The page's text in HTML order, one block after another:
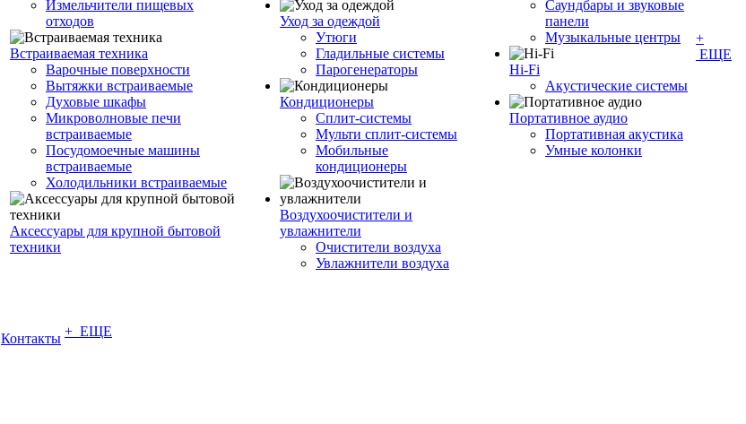
Измельчители пищевых
отходов
Встраиваемая техника
Варочные поверхности
Вытяжки встраиваемые
Духовые шкафы
Микроволновые печи
встраиваемые
Посудомоечные машины
встраиваемые
Холодильники встраиваемые
Аксессуары для крупной бытовой
техники
Уход за одеждой
Утюги
Гладильные системы
Парогенераторы
Кондиционеры
Сплит-системы
Мульти сплит-системы
Мобильные
кондиционеры
Воздухоочистители и
увлажнители
Очистители воздуха
Увлажнители воздуха
Саундбары и звуковые
панели
Музыкальные центры
Hi-Fi
Акустические системы
Портативное аудио
Портативная акустика
Умные колонки
+
ЕЩЕ
Контакты + ЕЩЕ